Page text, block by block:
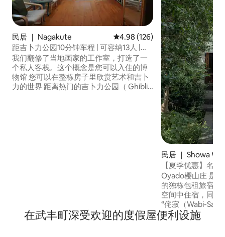
民居 ｜ Nagakute 平均评分 4.98 分（满分 5 分），
4.98 (126)
距吉卜力公园10分钟车程 | 可容纳13人 |
200平方米整栋包场停车场，可停3辆车 |
可住宿的美术馆“Villa & Atelier”
我们翻修了当地画家的工作室，打造了一
个私人客栈。这个概念是您可以入住的博
物馆 您可以在整栋房子里欣赏艺术和吉卜
力的世界 距离热门的吉卜力公园（ Ghibli
的房源，留下美好回忆。 -设施 冰箱、洗
衣机、燃气烘干机、微波炉、冲水马桶
民居 ｜ Showa
【夏季优惠】名
住 5 人｜2 卧 1 客
地铁站 10 分钟｜
店
Oyado樱山庄 是
的独栋包租旅宿，
空间中住宿，同时
“侘寂（Wabi-Sabi）” 的
和时代风情并经过
沉浸于怀旧氛围的
在武丰町深受欢迎的度假屋便利设施